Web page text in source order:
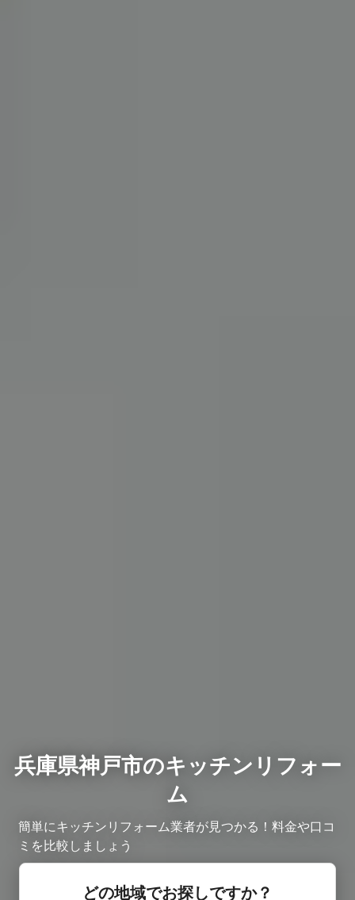
兵庫県神戸市のキッチンリフォー
ム
簡単にキッチンリフォーム業者が見つかる！料金や口コ
ミを比較しましょう
どの地域でお探しですか？